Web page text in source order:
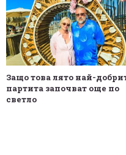
Защо това лято най-
партита започват още по
светло